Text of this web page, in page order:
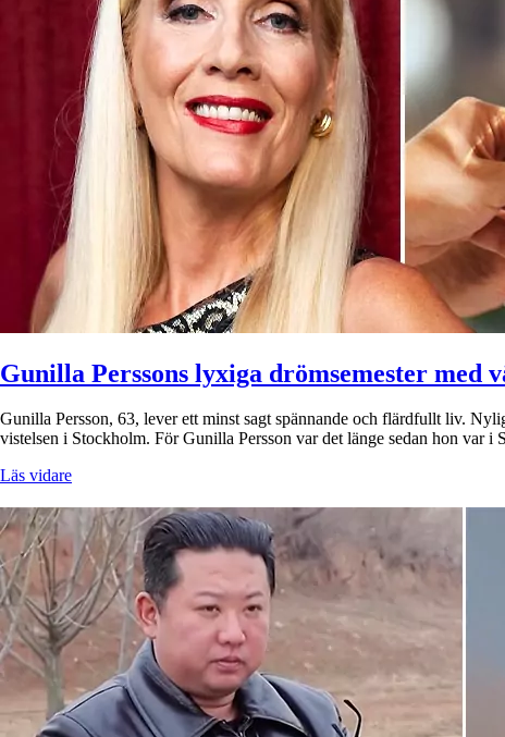
Gunilla Perssons lyxiga drömsemester med
Gunilla Persson, 63, lever ett minst sagt spännande och flärdfullt liv.
vistelsen i Stockholm. För Gunilla Persson var det länge sedan hon var
Läs vidare